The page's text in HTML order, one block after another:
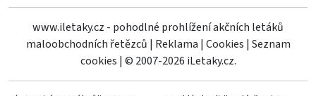
www.iletaky.cz - pohodlné prohlížení akčních letáků
maloobchodních řetězců | Reklama | Cookies | Seznam
cookies | © 2007-2026 iLetaky.cz.